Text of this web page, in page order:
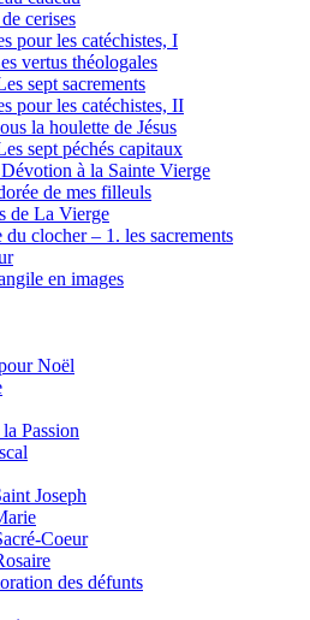
cerises
pour les catéchistes, I
vertus théologales
sept sacrements
pour les catéchistes, II
la houlette de Jésus
sept péchés capitaux
à la Sainte Vierge
de mes filleuls
de La Vierge
du clocher – 1. les sacrements
en images
Noël
Passion
Joseph
Coeur
des défunts